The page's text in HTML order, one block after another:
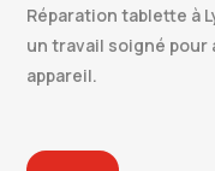
Réparation tablette à
un travail soigné
appareil.